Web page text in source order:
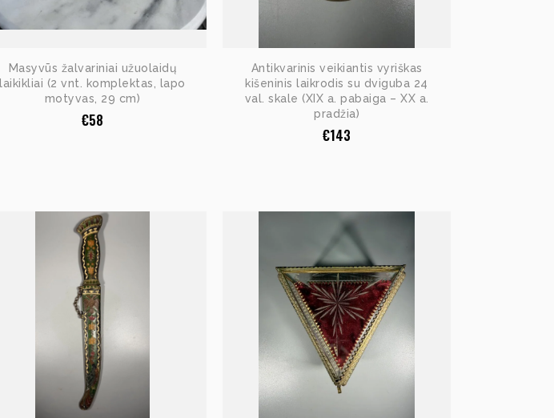
Masyvūs žalvariniai užuolaidų
laikikliai (2 vnt. komplektas, lapo
motyvas, 29 cm)
€58
Antikvarinis veikiantis vyriškas
kišeninis laikrodis su dviguba 24
val. skale (XIX a. pabaiga – XX a.
pradžia)
€143